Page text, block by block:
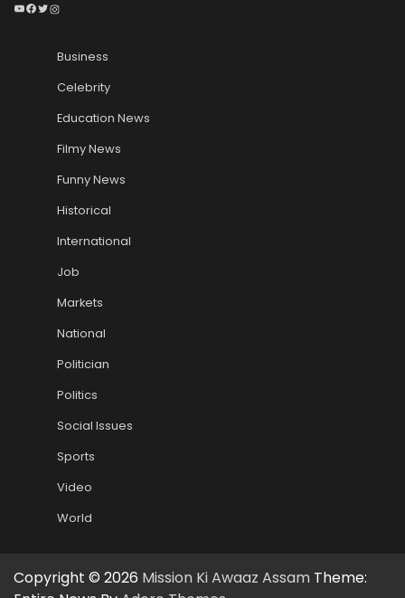
YouTube
Facebook
Twitter
Instagram
Business
Celebrity
Education News
Filmy News
Funny News
Historical
International
Job
Markets
National
Politician
Politics
Social Issues
Sports
Video
World
Copyright © 2026 Mission Ki Awaaz Assam Theme: